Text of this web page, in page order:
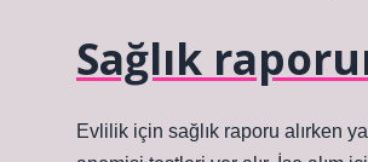
Sağlık
Evlilik için sağlık raporu alırken